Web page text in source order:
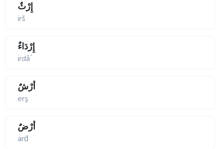
إِرْثٌ
irš
إِرْدَاءٌ
irdâ΄
أَرْشٌ
erş
أَرْضٌ
arḋ